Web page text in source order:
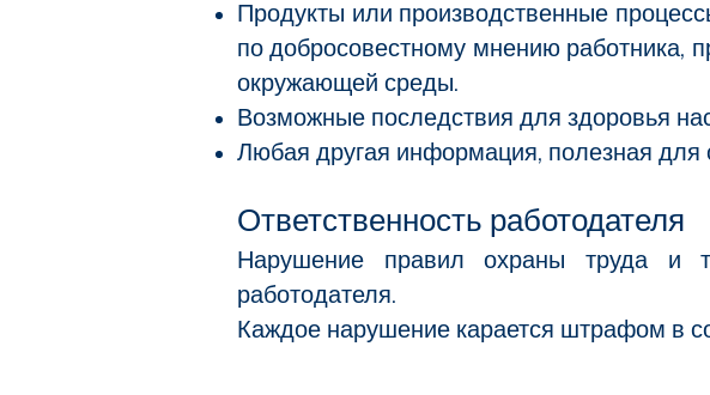
Продукты или производственные
по добросовестному мнению работника,
окружающей среды.
Возможные последствия для здоровья
Любая другая информация, полезная для
Ответственность работодателя
Нарушение правил охраны труда и
работодателя.
Каждое нарушение карается штрафом в